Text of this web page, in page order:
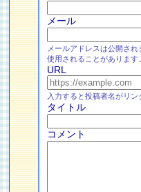
メール
メールアドレスは公開さ
使用されることがあります
URL
入力すると投稿者名がリン
タイトル
コメント